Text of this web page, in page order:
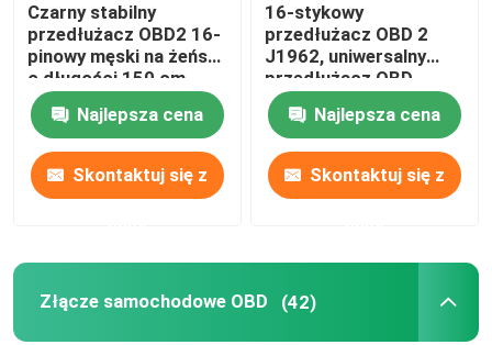
Skontaktuj się z nami
Poprosić o wycenę
Kabel OBD2 typu Y
Kabel przedłużający OBD2
Czarny stabilny
przedłużacz OBD2 16-
pinowy męski na żeński
o długości 150 cm
Najlepsza cena
Skontaktuj się z
16-stykowy
przedłużacz OBD 2
J1962, uniwersalny
przedłużacz OBD
Najlepsza cena
Skontaktuj się z
Złącze samochodowe OBD (42)